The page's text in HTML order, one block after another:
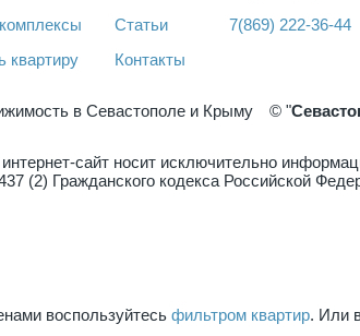
квартиру
Статьи
Контакты
7(869) 222-36-44
© "
в Севастополе и Крыму
сайт носит исключительно
(2) Гражданского кодекса Российской
воспользуйтесь фильтром квартир. Или